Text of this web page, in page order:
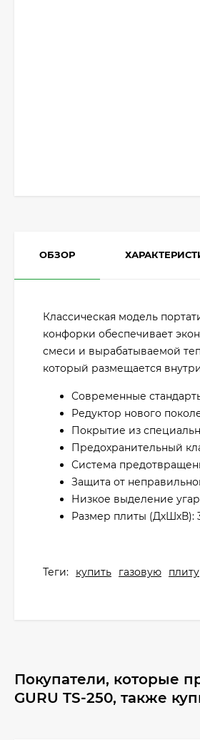
ОБЗОР
Классическая модель
конфорки обеспечивает
смеси и вырабатываемой
который размещается
Современные
Редуктор нового
Покрытие из
Предохранительный
Система
Защита от
Низкое выделение
Размер плиты (ДхШхВ):
Теги: купить газовую плиту
Покупатели, которые
GURU TS-250, также